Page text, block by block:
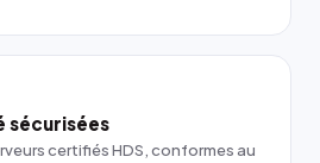
sécurisées
certifiés HDS, conformes au